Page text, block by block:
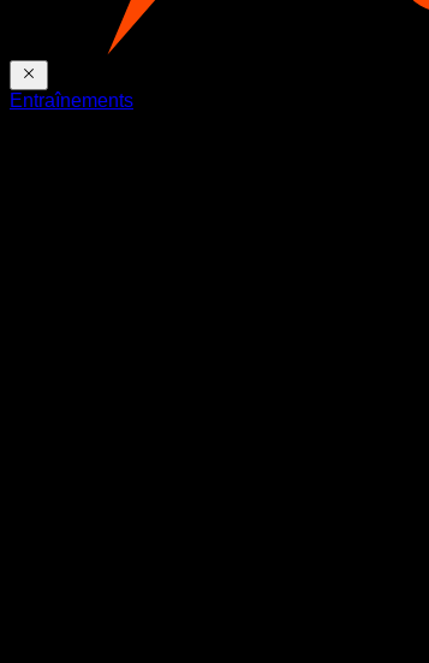
Entraînements